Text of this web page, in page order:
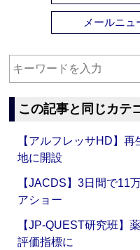
メールニュ
この記事と同じカテ
【アルフレッサHD】
地に開設
【JACDS】3日間で11
アショー
【JP-QUEST研究班】
評価指標に